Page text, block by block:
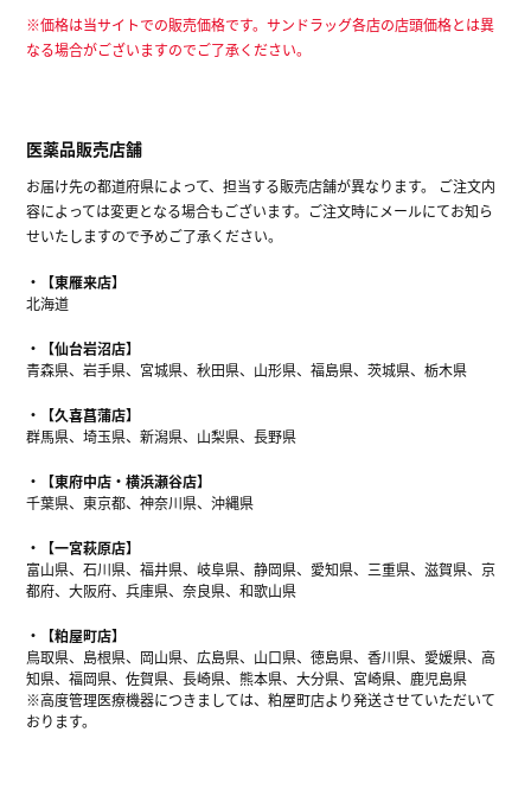
※価格は当サイトでの販売価格です。サンドラッグ各店の店頭価格とは異
なる場合がございますのでご了承ください。
医薬品販売店舗
お届け先の都道府県によって、担当する販売店舗が異なります。 ご注文内
容によっては変更となる場合もございます。ご注文時にメールにてお知ら
せいたしますので予めご了承ください。
【東雁来店】
北海道
【仙台岩沼店】
青森県、岩手県、宮城県、秋田県、山形県、福島県、茨城県、栃木県
【久喜菖蒲店】
群馬県、埼玉県、新潟県、山梨県、長野県
【東府中店・横浜瀬谷店】
千葉県、東京都、神奈川県、沖縄県
【一宮萩原店】
富山県、石川県、福井県、岐阜県、静岡県、愛知県、三重県、滋賀県、京
都府、大阪府、兵庫県、奈良県、和歌山県
【粕屋町店】
鳥取県、島根県、岡山県、広島県、山口県、徳島県、香川県、愛媛県、高
知県、福岡県、佐賀県、長崎県、熊本県、大分県、宮崎県、鹿児島県
※高度管理医療機器につきましては、粕屋町店より発送させていただいて
おります。